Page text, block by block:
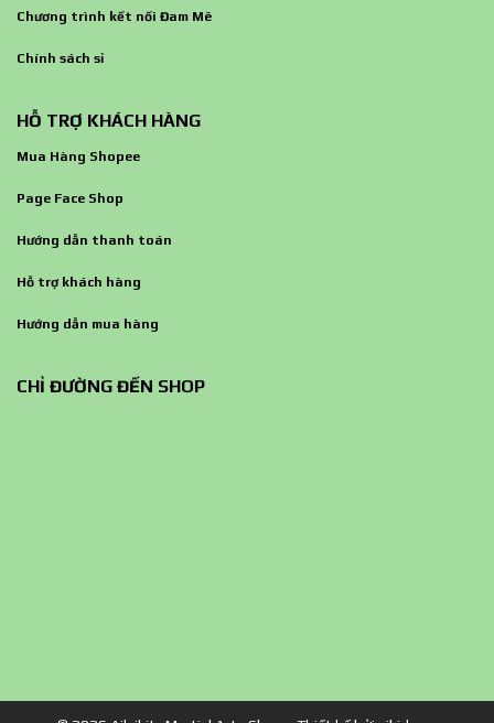
Chương trình kết nối Đam Mê
Chính sách sỉ
HỖ TRỢ KHÁCH HÀNG
Mua Hàng Shopee
Page Face Shop
Hướng dẫn thanh toán
Hỗ trợ khách hàng
Hướng dẫn mua hàng
CHỈ ĐƯỜNG ĐẾN SHOP